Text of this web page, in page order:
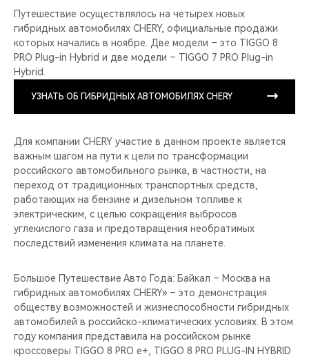
Путешествие осуществлялось на четырех новых
гибридных автомобилях CHERY, официальные продажи
которых начались в ноябре. Две модели – это TIGGO 8
PRO Plug-in Hybrid и две модели – TIGGO 7 PRO Plug-in
Hybrid.
УЗНАТЬ ОБ ГИБРИДНЫХ АВТОМОБИЛЯХ CHERY
Для компании CHERY участие в данном проекте является
важным шагом на пути к цели по трансформации
российского автомобильного рынка, в частности, на
переход от традиционных транспортных средств,
работающих на бензине и дизельном топливе к
электрическим, с целью сокращения выбросов
углекислого газа и предотвращения необратимых
последствий изменения климата на планете.
Большое Путешествие Авто Года: Байкал – Москва на
гибридных автомобилях CHERY» – это демонстрация
обществу возможностей и жизнеспособности гибридных
автомобилей в российско-климатических условиях. В этом
году компания представила на российском рынке
кроссоверы TIGGO 8 PRO e+, TIGGO 8 PRO PLUG-IN HYBRID